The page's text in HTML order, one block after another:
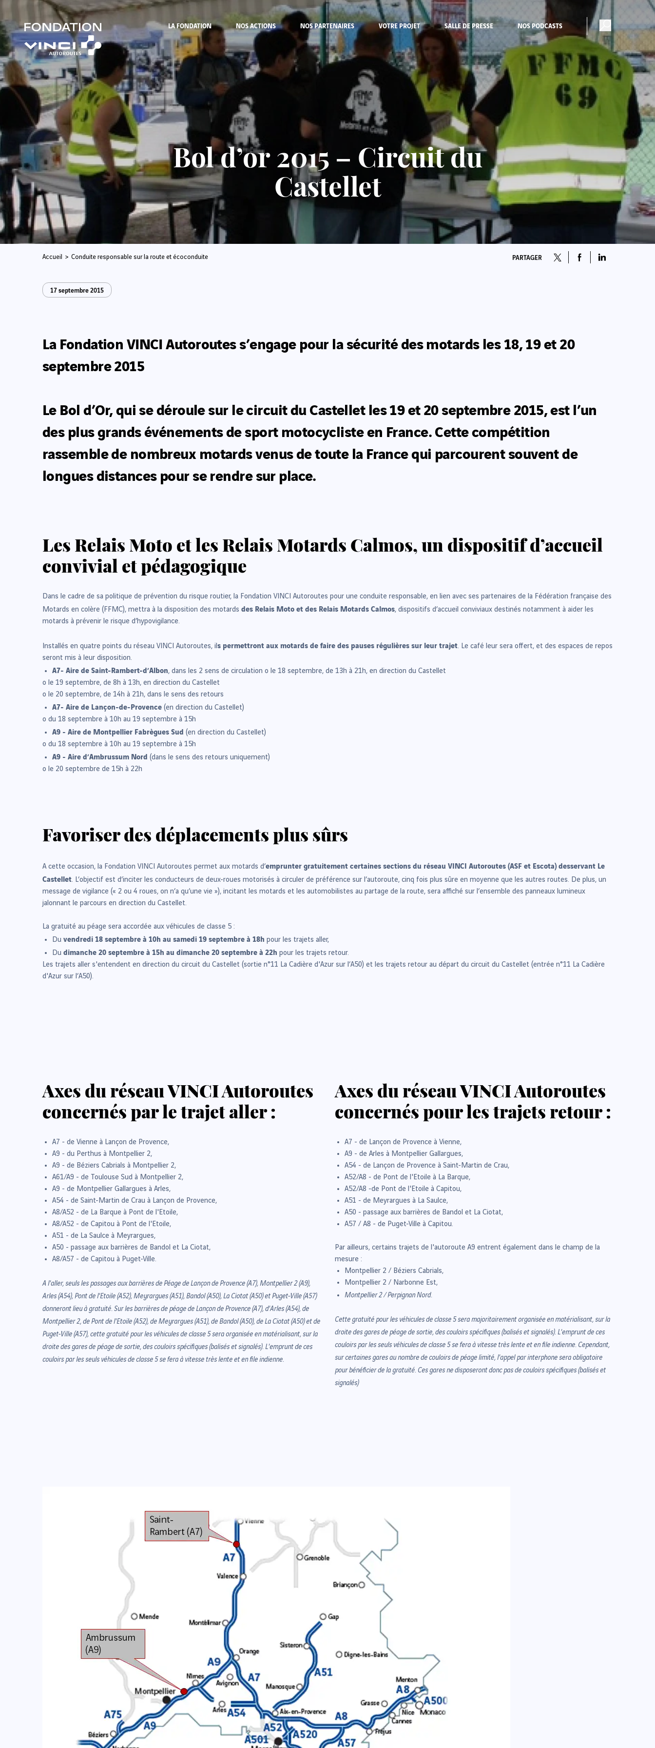
LA FONDATION NOS ACTIONS NOS PARTENAIRES VOTRE PROJET SALLE DE PRESSE NOS PODCASTS
Bol d’or 2015 – Circuit du
Castellet
Accueil Conduite responsable sur la route et écoconduite PARTAGER
17 septembre 2015
La Fondation VINCI Autoroutes s’engage pour la sécurité des motards les 18, 19 et 20
septembre 2015
Le Bol d’Or, qui se déroule sur le circuit du Castellet les 19 et 20 septembre 2015, est l’un
des plus grands événements de sport motocycliste en France. Cette compétition
rassemble de nombreux motards venus de toute la France qui parcourent souvent de
longues distances pour se rendre sur place.
Les Relais Moto et les Relais Motards Calmos, un dispositif d’accueil
convivial et pédagogique
Dans le cadre de sa politique de prévention du risque routier, la Fondation VINCI Autoroutes pour une conduite responsable, en lien avec ses partenaires de la Fédération française des
Motards en colère (FFMC), mettra à la disposition des motards des Relais Moto et des Relais Motards Calmos, dispositifs d’accueil conviviaux destinés notamment à aider les
motards à prévenir le risque d’hypovigilance.
Installés en quatre points du réseau VINCI Autoroutes, il s permettront aux motards de faire des pauses régulières sur leur trajet. Le café leur sera offert, et des espaces de repos
seront mis à leur disposition.
A7- Aire de Saint-Rambert-d’Albon, dans les 2 sens de circulation o le 18 septembre, de 13h à 21h, en direction du Castellet
o le 19 septembre, de 8h à 13h, en direction du Castellet
o le 20 septembre, de 14h à 21h, dans le sens des retours
A7- Aire de Lançon-de-Provence (en direction du Castellet)
o du 18 septembre à 10h au 19 septembre à 15h
A9 - Aire de Montpellier Fabrègues Sud (en direction du Castellet)
o du 18 septembre à 10h au 19 septembre à 15h
A9 - Aire d’Ambrussum Nord (dans le sens des retours uniquement)
o le 20 septembre de 15h à 22h
Favoriser des déplacements plus sûrs
A cette occasion, la Fondation VINCI Autoroutes permet aux motards d’emprunter gratuitement certaines sections du réseau VINCI Autoroutes (ASF et Escota) desservant Le
Castellet. L’objectif est d’inciter les conducteurs de deux-roues motorisés à circuler de préférence sur l’autoroute, cinq fois plus sûre en moyenne que les autres routes. De plus, un
message de vigilance (« 2 ou 4 roues, on n’a qu’une vie »), incitant les motards et les automobilistes au partage de la route, sera affiché sur l’ensemble des panneaux lumineux
jalonnant le parcours en direction du Castellet.
La gratuité au péage sera accordée aux véhicules de classe 5 :
Du vendredi 18 septembre à 10h au samedi 19 septembre à 18h pour les trajets aller,
Du dimanche 20 septembre à 15h au dimanche 20 septembre à 22h pour les trajets retour.
Les trajets aller s'entendent en direction du circuit du Castellet (sortie n°11 La Cadière d'Azur sur l’A50) et les trajets retour au départ du circuit du Castellet (entrée n°11 La Cadière
d'Azur sur l’A50).
Axes du réseau VINCI Autoroutes
concernés par le trajet aller :
A7 - de Vienne à Lançon de Provence,
A9 - du Perthus à Montpellier 2,
A9 - de Béziers Cabrials à Montpellier 2,
A61/A9 - de Toulouse Sud à Montpellier 2,
A9 - de Montpellier Gallargues à Arles,
A54 - de Saint-Martin de Crau à Lançon de Provence,
A8/A52 - de La Barque à Pont de l'Etoile,
A8/A52 - de Capitou à Pont de l'Etoile,
A51 - de La Saulce à Meyrargues,
A50 - passage aux barrières de Bandol et La Ciotat,
A8/A57 - de Capitou à Puget-Ville.
A l'aller, seuls les passages aux barrières de Péage de Lançon de Provence (A7), Montpellier 2 (A9),
Arles (A54), Pont de l'Etoile (A52), Meyrargues (A51), Bandol (A50), La Ciotat (A50) et Puget-Ville (A57)
donneront lieu à gratuité. Sur les barrières de péage de Lançon de Provence (A7), d'Arles (A54), de
Montpellier 2, de Pont de l'Etoile (A52), de Meyrargues (A51), de Bandol (A50), de La Ciotat (A50) et de
Puget-Ville (A57), cette gratuité pour les véhicules de classe 5 sera organisée en matérialisant, sur la
droite des gares de péage de sortie, des couloirs spécifiques (balisés et signalés). L'emprunt de ces
couloirs par les seuls véhicules de classe 5 se fera à vitesse très lente et en file indienne.
Axes du réseau VINCI Autoroutes
concernés pour les trajets retour :
A7 - de Lançon de Provence à Vienne,
A9 - de Arles à Montpellier Gallargues,
A54 - de Lançon de Provence à Saint-Martin de Crau,
A52/A8 - de Pont de l'Etoile à La Barque,
A52/A8 -de Pont de l'Etoile à Capitou,
A51 - de Meyrargues à La Saulce,
A50 - passage aux barrières de Bandol et La Ciotat,
A57 / A8 - de Puget-Ville à Capitou.
Par ailleurs, certains trajets de l'autoroute A9 entrent également dans le champ de la
mesure :
Montpellier 2 / Béziers Cabrials,
Montpellier 2 / Narbonne Est,
Montpellier 2 / Perpignan Nord.
Cette gratuité pour les véhicules de classe 5 sera majoritairement organisée en matérialisant, sur la
droite des gares de péage de sortie, des couloirs spécifiques (balisés et signalés). L'emprunt de ces
couloirs par les seuls véhicules de classe 5 se fera à vitesse très lente et en file indienne. Cependant,
sur certaines gares au nombre de couloirs de péage limité, l'appel par interphone sera obligatoire
pour bénéficier de la gratuité. Ces gares ne disposeront donc pas de couloirs spécifiques (balisés et
signalés)